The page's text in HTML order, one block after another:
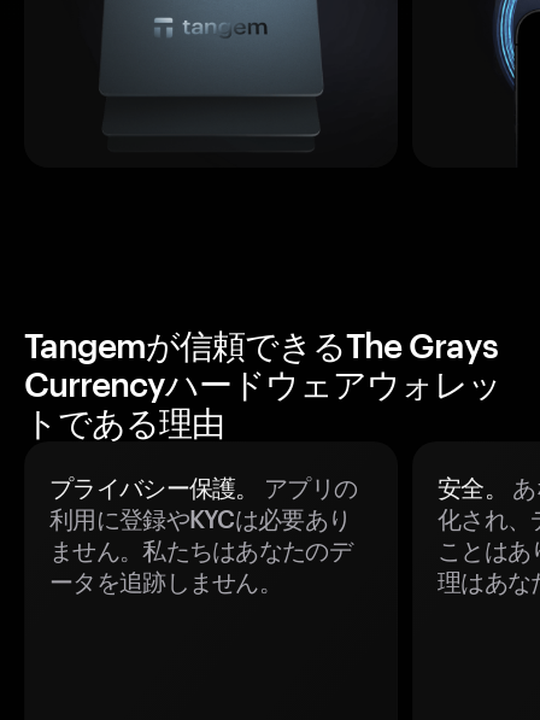
Tangemが信頼できるThe Grays
Currencyハードウェアウォレッ
トである理由
プライバシー保護。
アプリの
利用に登録やKYCは必要あり
ません。私たちはあなたのデ
ータを追跡しません。
安全。
化され、
ことはあ
理はあな